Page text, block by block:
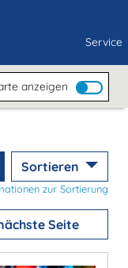
Service
anzeigen
Sortieren
zur Sortierung
Seite